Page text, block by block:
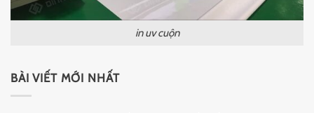
in uv cuộn
BÀI VIẾT MỚI NHẤT